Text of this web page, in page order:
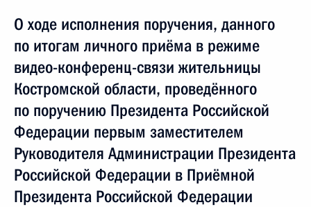
О ходе исполнения поручения, данного
по итогам личного приёма в режиме
видео-конференц-связи жительницы
Костромской области, проведённого
по поручению Президента Российской
Федерации первым заместителем
Руководителя Администрации Президента
Российской Федерации в Приёмной
Президента Российской Федерации